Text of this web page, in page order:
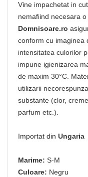
Vine impachetat in
nemafiind necesara
Domnisoare.ro
conform cu imaginea
intensitatea culorilor
impune igienizarea
de maxim 30°C.
utilizarii
substante (clor,
parfum etc.).
Importat din Ungaria
Marime: S-M
Culoare: Negru